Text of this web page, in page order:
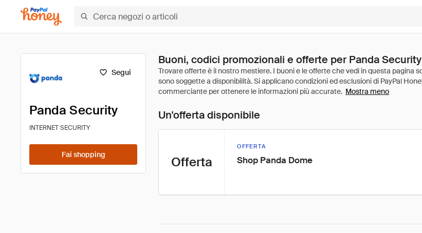
Segui
Panda Security
INTERNET SECURITY
Fai shopping
Buoni, codici promozionali e offerte per Panda Security
Mostra meno
Un'offerta disponibile
Offerta
OFFERTA
Shop Panda Dome